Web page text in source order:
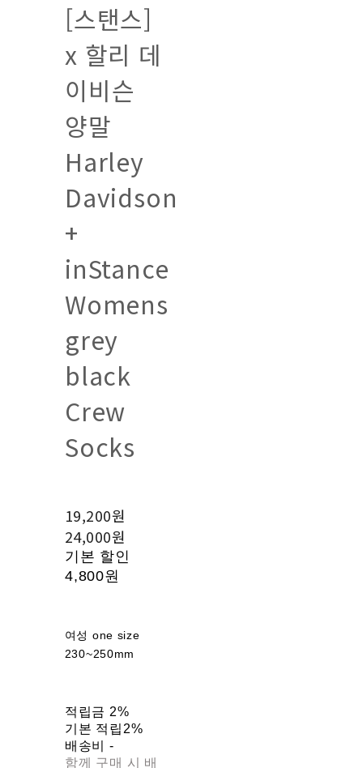
[스탠스]
x 할리 데
이비슨
양말
Harley
Davidson
+
inStance
Womens
grey
black
Crew
Socks
19,200원
24,000원
기본 할인
4,800원
여성 one size
230~250mm
적립금 2%
기본 적립 2%
배송비 -
함께 구매 시 배